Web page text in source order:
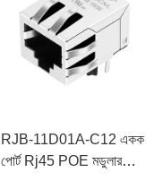
RJB-11D01A-C12 একক
পোর্ট Rj45 POE মডুলার